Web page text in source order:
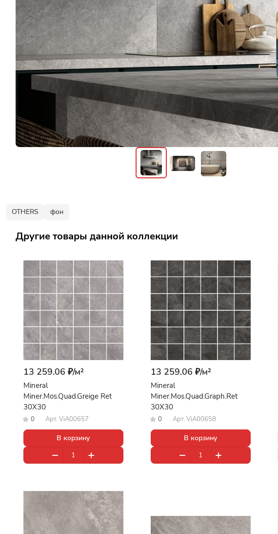
OTHERS фон
Другие товары данной коллекции
13 259.06 ₽/м²
Mineral
Miner.Mos.Quad.Greige Ret
30X30
0 Арт. ViA00657
В корзину
13 259.06 ₽/м²
Mineral
Miner.Mos.Quad.Graph.Ret
30X30
0 Арт. ViA00658
В корзину